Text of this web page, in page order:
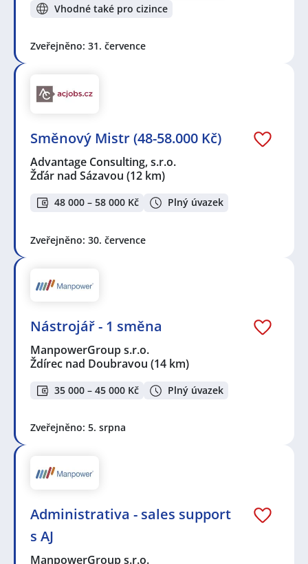
Vhodné také pro cizince
Zveřejněno: 31. července
Směnový Mistr (48-58.000 Kč)
Advantage Consulting, s.r.o.
Žďár nad Sázavou (12 km)
48 000 – 58 000 Kč Plný úvazek
Zveřejněno: 30. července
Nástrojář - 1 směna
ManpowerGroup s.r.o.
Ždírec nad Doubravou (14 km)
35 000 – 45 000 Kč Plný úvazek
Zveřejněno: 5. srpna
Administrativa - sales support
s AJ
ManpowerGroup s.r.o.